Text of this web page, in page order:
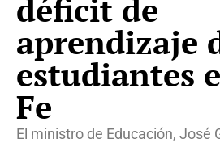
déficit de
aprendizaje
estudiantes
Fe
El ministro de Educación, José